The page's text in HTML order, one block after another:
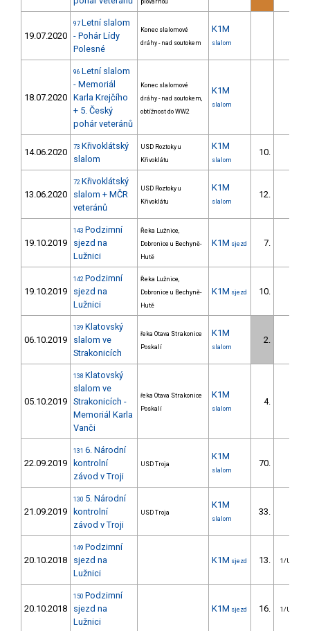
plovárnou
19.07.2020
97 Letní slalom
- Pohár Lídy
Polesné
Konec slalomové
dráhy - nad soutokem
K1M
slalom
18.07.2020
96 Letní slalom
- Memoriál
Karla Krejčího
+ 5. Český
pohár veteránů
Konec slalomové
dráhy - nad soutokem,
obtížnost do WW2
K1M
slalom
14.06.2020 73 Křivoklátský
slalom
USD Roztoky u
Křivoklátu
K1M
slalom
10.
13.06.2020
72 Křivoklátský
slalom + MČR
veteránů
USD Roztoky u
Křivoklátu
K1M
slalom
12.
19.10.2019
143 Podzimní
sjezd na
Lužnici
Řeka Lužnice,
Dobronice u Bechyně-
Hutě
K1M sjezd 7.
19.10.2019
142 Podzimní
sjezd na
Lužnici
Řeka Lužnice,
Dobronice u Bechyně-
Hutě
K1M sjezd 10.
06.10.2019
139 Klatovský
slalom ve
Strakonicích
řeka Otava Strakonice
Poskalí
K1M
slalom
2.
05.10.2019
138 Klatovský
slalom ve
Strakonicích -
Memoriál Karla
Vanči
řeka Otava Strakonice
Poskalí
K1M
slalom
4.
22.09.2019
131 6. Národní
kontrolní
závod v Troji
USD Troja
K1M
slalom
70.
21.09.2019
130 5. Národní
kontrolní
závod v Troji
USD Troja
K1M
slalom
33.
20.10.2018
149 Podzimní
sjezd na
Lužnici
K1M sjezd 13. 1/U23
20.10.2018
150 Podzimní
sjezd na
Lužnici
K1M sjezd 16. 1/U23